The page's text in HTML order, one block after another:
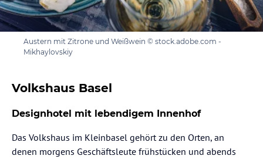
Austern mit Zitrone und Weißwein © stock.adobe.com -
Mikhaylovskiy
Volkshaus Basel
Designhotel mit lebendigem Innenhof
Das Volkshaus im Kleinbasel gehört zu den Orten, an
denen morgens Geschäftsleute frühstücken und abends